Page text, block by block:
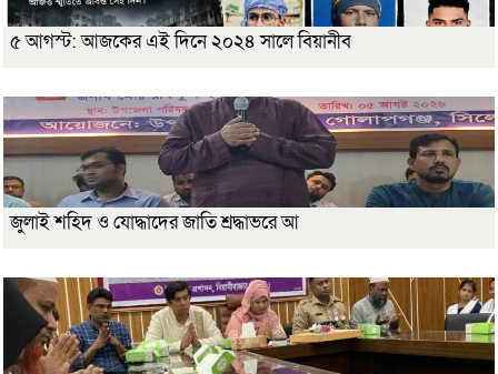
৫ আগস্ট: আজকের এই দিনে ২০২৪ সালে বিয়ানীব
জুলাই শহিদ ও যোদ্ধাদের জাতি শ্রদ্ধাভরে আ